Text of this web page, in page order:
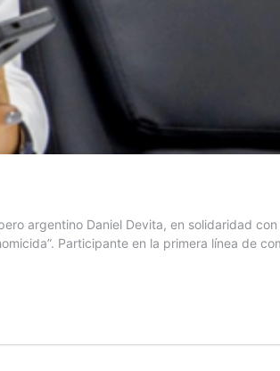
argentino Daniel Devita, en solidaridad
Participante en la primera línea de